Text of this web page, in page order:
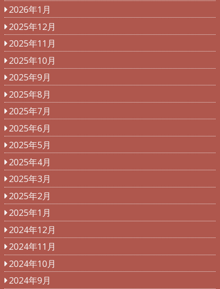
2026年1月
2025年12月
2025年11月
2025年10月
2025年9月
2025年8月
2025年7月
2025年6月
2025年5月
2025年4月
2025年3月
2025年2月
2025年1月
2024年12月
2024年11月
2024年10月
2024年9月